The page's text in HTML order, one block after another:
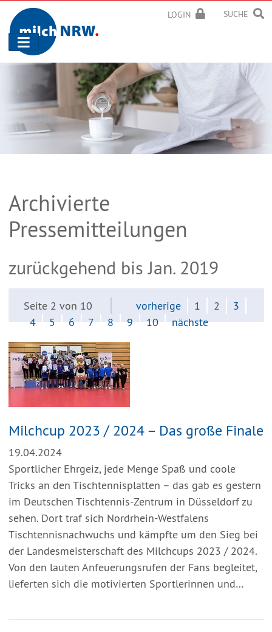
LOGIN SUCHE
Navigation
ein-/ausblenden
Archivierte
Pressemitteilungen
zurückgehend bis Jan. 2019
Seite 2 von 10 vorherige 1 2
3
4
5 6 7 8 9 10 nächste
Milchcup 2023 / 2024 – Das große Finale
19.04.2024
Sportlicher Ehrgeiz, jede Menge Spaß und coole
Tricks an den Tischtennisplatten – das gab es gestern
im Deutschen Tischtennis-Zentrum in Düsseldorf zu
sehen. Dort traf sich Nordrhein-Westfalens
Tischtennisnachwuchs und kämpfte um den Sieg bei
der Landesmeisterschaft des Milchcups 2023 / 2024.
Von den lauten Anfeuerungsrufen der Fans begleitet,
lieferten sich die motivierten Sportlerinnen und…